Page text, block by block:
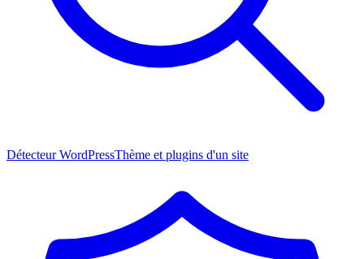
Détecteur WordPressThème et plugins d'un site